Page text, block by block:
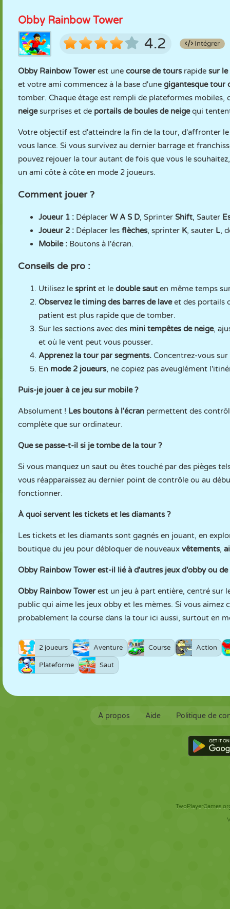
Obby Rainbow Tower
4.2 Intégrer
Obby Rainbow Towerest une course de tours rapide sur
et votre ami commencez à la base d'une gigantesque tour
tomber. Chaque étage est rempli de plateformes mobiles,
neigesurprises et de portails de boules de neigequi
Votre objectif est d'atteindre la fin de la tour, d'affronter
vous lance. Si vous survivez au dernier barrage et
pouvez rejouer la tour autant de fois que vous le
un ami côte à côte en mode 2 joueurs.
Comment jouer ?
Joueur 1 : Déplacer W A S D, Sprinter Shift, Sauter
Joueur 2 : Déplacer les flèches, sprinter K, sauter L,
Mobile : Boutons à l'écran.
Conseils de pro :
Utilisez le sprint et le double saut en même temps
Observez le timing des barres de laveet des portails
patient est plus rapide que de tomber.
Sur les sections avec des mini tempêtes de neige,
et où le vent peut vous pousser.
Apprenez la tour par segments. Concentrez-vous
En mode 2 joueurs, ne copiez pas aveuglément
Puis-je jouer à ce jeu sur mobile ?
Absolument ! Les boutons à l'écran permettent des
complète que sur ordinateur.
Que se passe-t-il si je tombe de la tour ?
Si vous manquez un saut ou êtes touché par des pièges
vous réapparaissez au dernier point de contrôle ou au
fonctionner.
À quoi servent les tickets et les diamants ?
Les tickets et les diamants sont gagnés en jouant, en
boutique du jeu pour débloquer de nouveaux vêtements,
Obby Rainbow Tower est-il lié à d'autres jeux d'obby ou
Obby Rainbow Towerest un jeu à part entière, centré sur
public qui aime les jeux obby et les mèmes. Si vous
probablement la course dans la tour ici aussi, surtout en
2 joueurs Aventure Course Action
Plateforme Saut
À propos Aide Politique de